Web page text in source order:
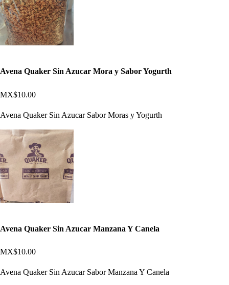
Avena Quaker Sin Azucar Mora y Sabor Yogurth
MX$10.00
Avena Quaker Sin Azucar Sabor Moras y Yogurth
Avena Quaker Sin Azucar Manzana Y Canela
MX$10.00
Avena Quaker Sin Azucar Sabor Manzana Y Canela